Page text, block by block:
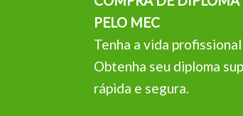
PELO MEC
Tenha a vida
Obtenha seu diploma
rápida e segura.